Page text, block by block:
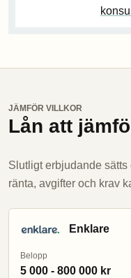
JÄMFÖR VILLKOR
Lån att
Slutligt erbjudande
ränta, avgifter och krav
Enklare
Belopp
5 000 - 800 000 kr